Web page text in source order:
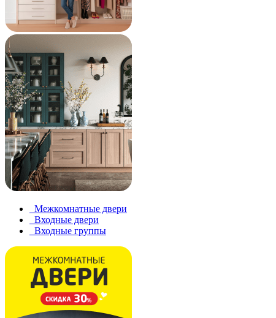
Межкомнатные двери
Входные двери
Входные группы